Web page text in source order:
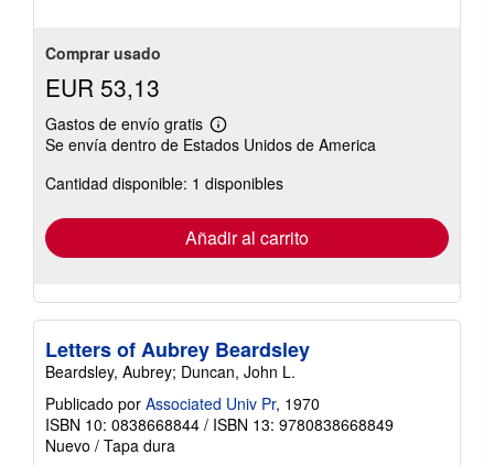
Comprar usado
EUR 53,13
Gastos de envío gratis
Más
información
las
tarifas
envío
Se envía dentro de Estados Unidos de America
Cantidad disponible: 1 disponibles
Añadir al carrito
Letters of Aubrey Beardsley
Beardsley, Aubrey; Duncan, John L.
Publicado por Associated Univ Pr, 1970
ISBN 10: 0838668844 / ISBN 13: 9780838668849
Nuevo / Tapa dura